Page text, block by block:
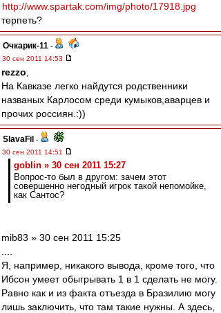
http://www.spartak.com/img/photo/17918.jpg
терпеть?
Очкарик-11 -
30 сен 2011 14:53
rezzo
На Кавказе легко найдутся родственники
названых Карлосом среди кумыков,аварцев и
прочих россиян.:))
SlavaFil -
30 сен 2011 14:51
goblin » 30 сен 2011 15:27
Вопрос-то был в другом: зачем этот
совершенно негодный игрок такой непомойке,
как Сантос?
mib83 » 30 сен 2011 15:25
Я, например, никакого вывода, кроме того, что
Ибсон умеет обыгрывать 1 в 1 сделать не могу.
Равно как и из факта отъезда в Бразилию могу
лишь заключить, что там такие нужны. А здесь,